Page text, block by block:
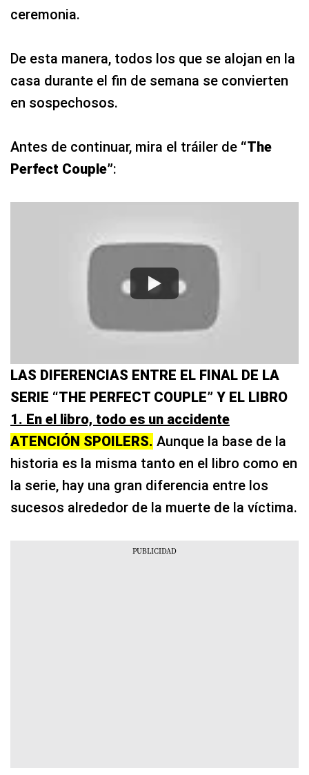
ceremonia.
De esta manera, todos los que se alojan en la
casa durante el fin de semana se convierten
en sospechosos.
Antes de continuar, mira el tráiler de “The
Perfect Couple”:
LAS DIFERENCIAS ENTRE EL FINAL DE LA
SERIE “THE PERFECT COUPLE” Y EL LIBRO
1. En el libro, todo es un accidente
ATENCIÓN SPOILERS. Aunque la base de la
historia es la misma tanto en el libro como en
la serie, hay una gran diferencia entre los
sucesos alrededor de la muerte de la víctima.